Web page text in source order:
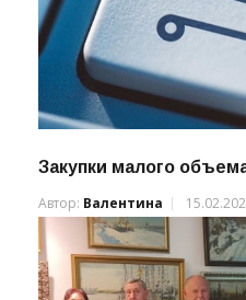
Закупки малого
Автор: Валентина